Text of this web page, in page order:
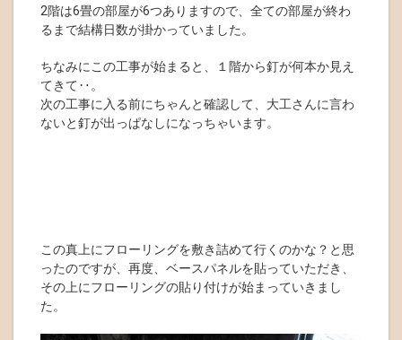
2階は6畳の部屋が6つありますので、全ての部屋が終わ
るまで結構日数が掛かっていました。
ちなみにこの工事が始まると、１階から釘が何本か見え
てきて‥。
次の工事に入る前にちゃんと確認して、大工さんに言わ
ないと釘が出っぱなしになっちゃいます。
この真上にフローリングを敷き詰めて行くのかな？と思
ったのですが、再度、ベースパネルを貼っていただき、
その上にフローリングの貼り付けが始まっていきまし
た。